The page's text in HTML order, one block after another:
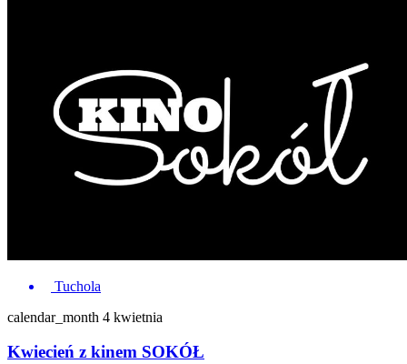
Tuchola
calendar_month 4 kwietnia
Kwiecień z kinem SOKÓŁ